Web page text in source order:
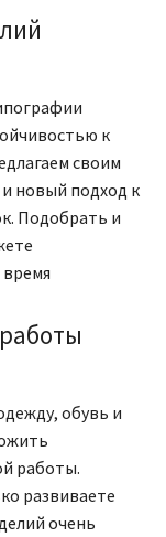
к
своим
новый подход к
Подобрать и
обувь и
работы.
развиваете
очень